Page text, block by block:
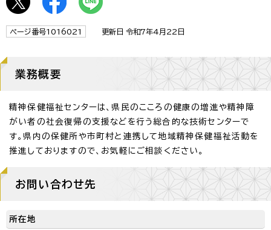
ページ番号1016021 更新日 令和7年4月22日
業務概要
精神保健福祉センターは、県民のこころの健康の増進や精神障
がい者の社会復帰の支援などを行う総合的な技術センターで
す。県内の保健所や市町村と連携して地域精神保健福祉活動を
推進しておりますので、お気軽にご相談ください。
お問い合わせ先
所在地